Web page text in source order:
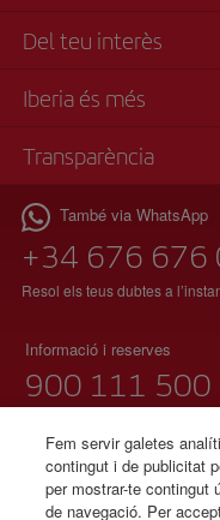
Del teu interès
Iberia és més
Transparència
També via WhatsApp
+34 676 676
Resol els teus dubtes a
Informació i reserves
900 111 500
Dilluns a diumenge 00:00 –
91 333 67 01
Fem servir galetes
contingut i de publicitat
per mostrar-te contingut
de navegació. Per